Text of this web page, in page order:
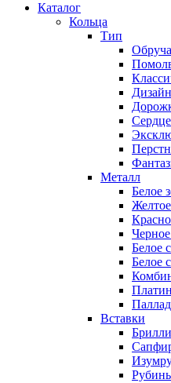
Каталог
Кольца
Тип
Сердце
Металл
Белое
Белое
Белое
Вставки